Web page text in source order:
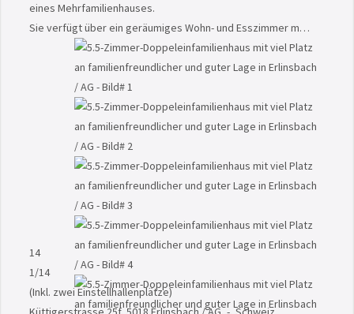
eines Mehrfamilienhauses.
Sie verfügt über ein geräumiges Wohn- und Esszimmer m…
14
1/14
(Inkl. zwei Einstellhallenplätze)